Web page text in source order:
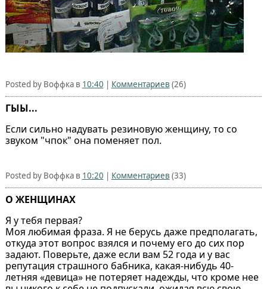
Posted by Воффка в 10:40 | Комментариев (26)
ГЫЫ...
Если сильно надувать резиновую женщину, то со
звуком "чпок" она поменяет пол.
Posted by Воффка в 10:20 | Комментариев (33)
О ЖЕНЩИНАХ
Я у тебя первая?
Моя любимая фраза. Я не берусь даже предполагать,
откуда этот вопрос взялся и почему его до сих пор
задают. Поверьте, даже если вам 52 года и у вас
репутация страшного бабника, какая-нибудь 40-
летняя «девица» не потеряет надежды, что кроме нее